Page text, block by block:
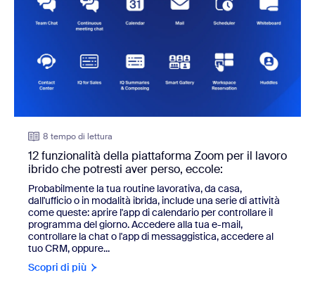
8 tempo di lettura
12 funzionalità della piattaforma Zoom per il lavoro
ibrido che potresti aver perso, eccole:
Probabilmente la tua routine lavorativa, da casa,
dall'ufficio o in modalità ibrida, include una serie di attività
come queste: aprire l'app di calendario per controllare il
programma del giorno. Accedere alla tua e-mail,
controllare la chat o l'app di messaggistica, accedere al
tuo CRM, oppure...
Scopri di più